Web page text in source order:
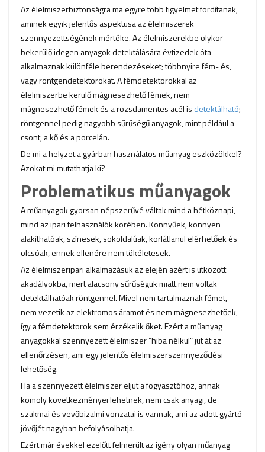
Az élelmiszerbiztonságra ma egyre több figyelmet fordítanak,
aminek egyik jelentős aspektusa az élelmiszerek
szennyezettségének mértéke. Az élelmiszerekbe olykor
bekerülő idegen anyagok detektálására évtizedek óta
alkalmaznak különféle berendezéseket; többnyire fém- és,
vagy röntgendetektorokat. A fémdetektorokkal az
élelmiszerbe kerülő mágnesezhető fémek, nem
mágnesezhető fémek és a rozsdamentes acél is detektálható;
röntgennel pedig nagyobb sűrűségű anyagok, mint például a
csont, a kő és a porcelán.
De mi a helyzet a gyárban használatos műanyag eszközökkel?
Azokat mi mutathatja ki?
Problematikus műanyagok
A műanyagok gyorsan népszerűvé váltak mind a hétköznapi,
mind az ipari felhasználók körében. Könnyűek, könnyen
alakíthatóak, színesek, sokoldalúak, korlátlanul elérhetőek és
olcsóak, ennek ellenére nem tökéletesek.
Az élelmiszeripari alkalmazásuk az elején azért is ütközött
akadályokba, mert alacsony sűrűségük miatt nem voltak
detektálhatóak röntgennel. Mivel nem tartalmaznak fémet,
nem vezetik az elektromos áramot és nem mágnesezhetőek,
így a fémdetektorok sem érzékelik őket. Ezért a műanyag
anyagokkal szennyezett élelmiszer “hiba nélkül” jut át az
ellenőrzésen, ami egy jelentős élelmiszerszennyeződési
lehetőség.
Ha a szennyezett élelmiszer eljut a fogyasztóhoz, annak
komoly következményei lehetnek, nem csak anyagi, de
szakmai és vevőbizalmi vonzatai is vannak, ami az adott gyártó
jövőjét nagyban befolyásolhatja.
Ezért már évekkel ezelőtt felmerült az igény olyan műanyag